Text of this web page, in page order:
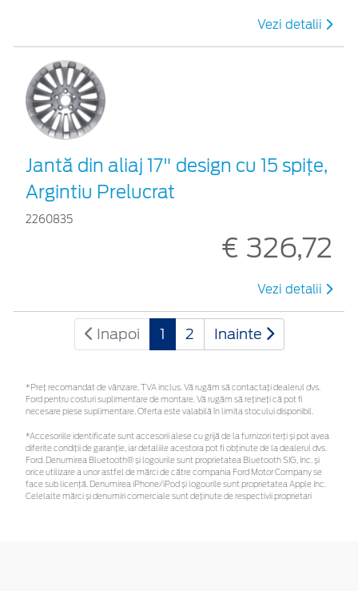
Vezi detalii
Jantă din aliaj 17" design cu 15 spiţe,
Argintiu Prelucrat
2260835
€ 326,72
Vezi detalii
Inapoi 1 2 Inainte
*Preţ recomandat de vânzare, TVA inclus. Vă rugăm să contactaţi dealerul dvs.
Ford pentru costuri suplimentare de montare. Vă rugăm să rețineți că pot fi
necesare piese suplimentare. Oferta este valabilă în limita stocului disponibil.
*Accesoriile identificate sunt accesorii alese cu grijă de la furnizori terți și pot avea
diferite condiții de garanție, iar detaliile acestora pot fi obținute de la dealerul dvs.
Ford. Denumirea Bluetooth® și logourile sunt proprietatea Bluetooth SIG, Inc. și
orice utilizare a unor astfel de mărci de către compania Ford Motor Company se
face sub licență. Denumirea iPhone/iPod și logourile sunt proprietatea Apple Inc.
Celelalte mărci și denumiri comerciale sunt deținute de respectivii proprietari